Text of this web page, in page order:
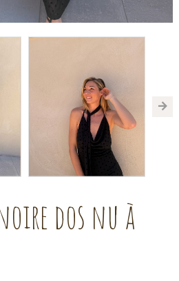
dos nu à